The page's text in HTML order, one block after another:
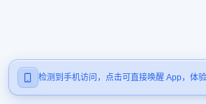
检测到手机访问，点击可直接唤醒 App，体验